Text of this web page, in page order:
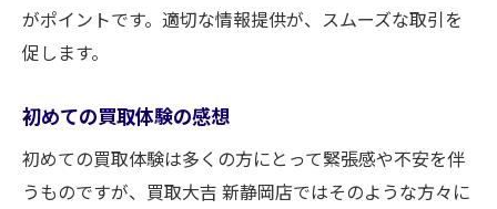
がポイントです。適切な情報提供が、スムーズな取引を
促します。
初めての買取体験の感想
初めての買取体験は多くの方にとって緊張感や不安を伴
うものですが、買取大吉 新静岡店ではそのような方々に